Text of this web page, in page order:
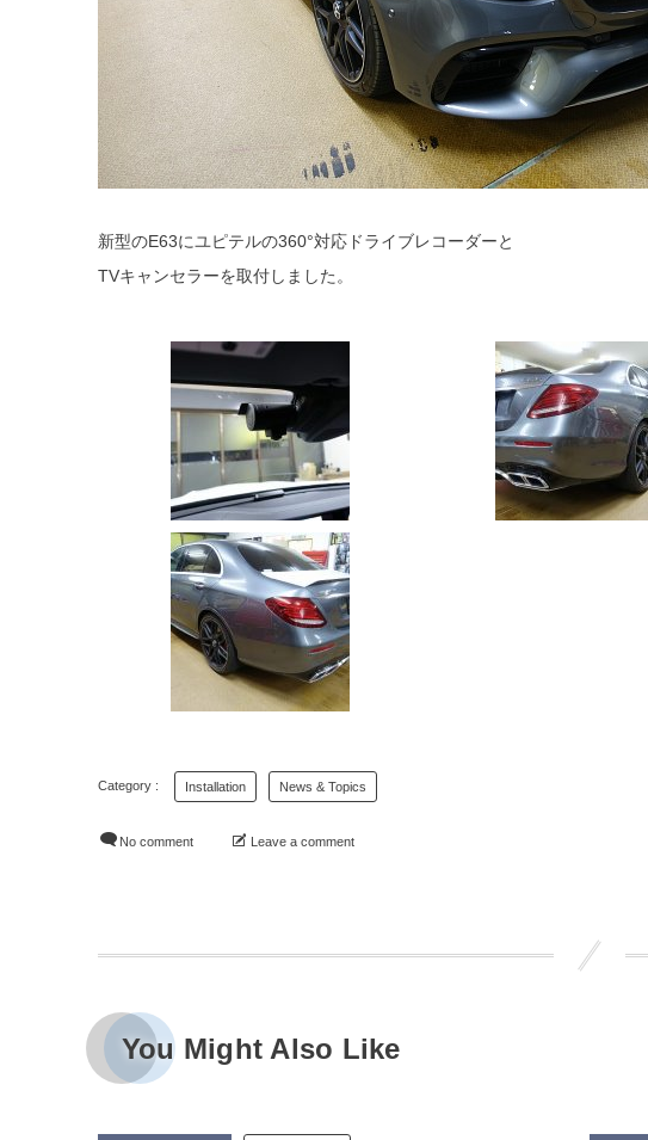
新型のE63にユピテルの360°対応ドライブレコーダーと
TVキャンセラーを取付しました。
Installation News & Topics
No comment Leave a comment
You Might Also Like